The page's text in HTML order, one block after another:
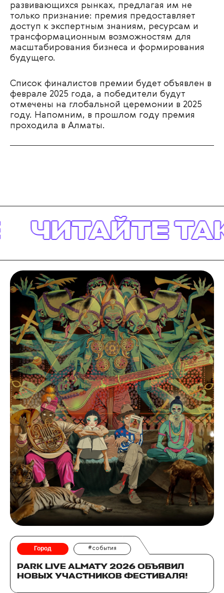
развивающихся рынках, предлагая им не
только признание: премия предоставляет
доступ к экспертным знаниям, ресурсам и
трансформационным возможностям для
масштабирования бизнеса и формирования
будущего.
Список финалистов премии будет объявлен в
феврале 2025 года, а победители будут
отмечены на глобальной церемонии в 2025
году. Напомним, в прошлом году премия
проходила в Алматы.
Город #события
PARK LIVE ALMATY 2026 ОБЪЯВИЛ
НОВЫХ УЧАСТНИКОВ ФЕСТИВАЛЯ!